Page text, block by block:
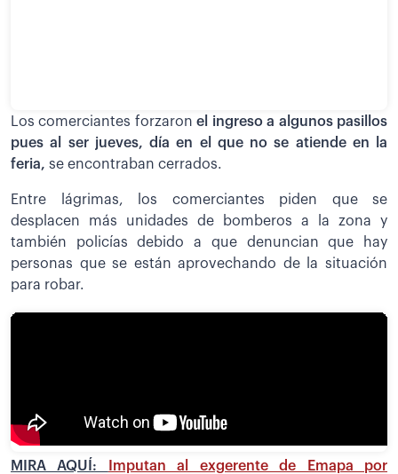
Los comerciantes forzaronel ingreso a algunos pasillos
pues al ser jueves, día en el que no se atiende en la
feria, se encontraban cerrados.
Entre lágrimas, los comerciantes piden que se
desplacen más unidades de bomberos a la zona y
también policías debido a que denuncian que hay
personas que se están aprovechando de la situación
para robar.
MIRA AQUÍ:
Imputan al exgerente de Emapa por